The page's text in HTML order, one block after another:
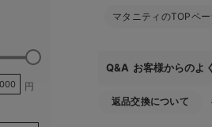
円
マタニティのTOPペ
Q&A お客様からのよ
返品交換について